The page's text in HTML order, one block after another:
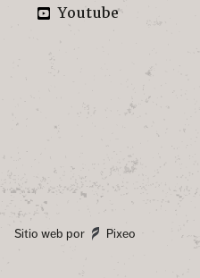
Youtube
Sitio web por Pixeo